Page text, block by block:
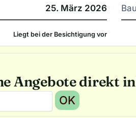
25. März 2026
Liegt bei der Besichtigung vor
Angebote direkt
OK